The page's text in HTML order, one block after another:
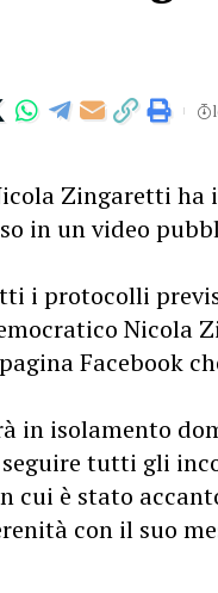
Zingaretti ha
in un video
i protocolli
Nicola
Facebook
in isolamento
tutti gli
cui è stato
con il suo